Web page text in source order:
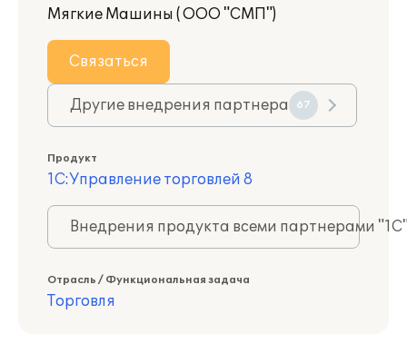
Мягкие Машины ( ООО "СМП")
Связаться
Другие внедрения партнера 67
Продукт
1С:Управление торговлей 8
Внедрения продукта всеми партнерами
Отрасль / Функциональная задача
Торговля